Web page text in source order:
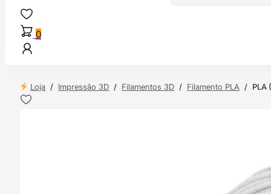
0
Loja / Impressão 3D / Filamentos 3D / Filamento PLA / PLA